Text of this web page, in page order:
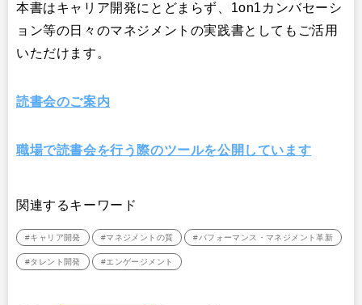
本書はキャリア開発にとどまらず、1on1カンバセーシ
ョン等の日々のマネジメントの実践書としてもご活用
いただけます。
読書会のご案内
職場で読書会を行う際のツールを公開しています
関連するキーワード
#キャリア開発 #マネジメントの質 #パフォーマンス・マネジメント革新
#タレント開発 #エンゲージメント